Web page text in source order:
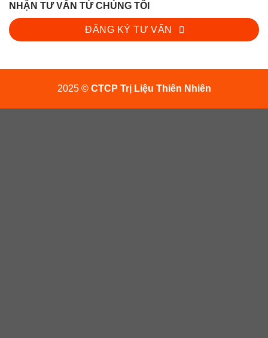
NHẬN TƯ VẤN TỪ CHÚNG TÔI
ĐĂNG KÝ TƯ VẤN
2025 © CTCP Trị Liệu Thiên Nhiên